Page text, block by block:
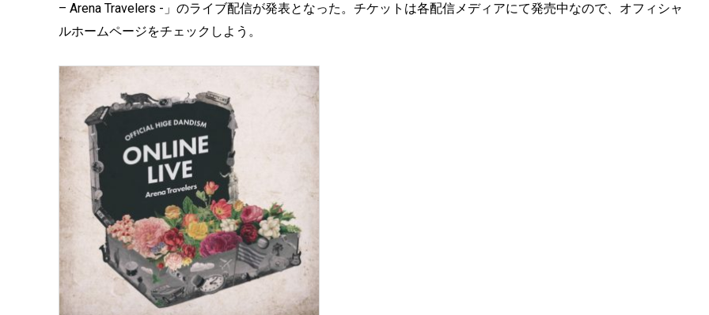
– Arena Travelers -」のライブ配信が発表となった。チケットは各配信メディアにて発売中なので、オフィシャ
ルホームページをチェックしよう。